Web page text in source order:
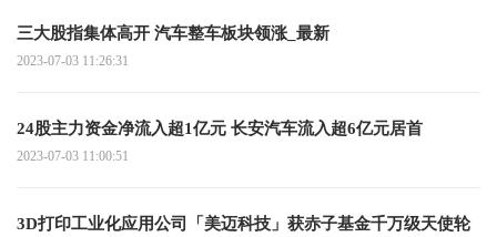
三大股指集体高开 汽车整车板块领涨_最新
2023-07-03 11:26:31
24股主力资金净流入超1亿元 长安汽车流入超6亿元居首
2023-07-03 11:00:51
3D打印工业化应用公司「美迈科技」获赤子基金千万级天使轮